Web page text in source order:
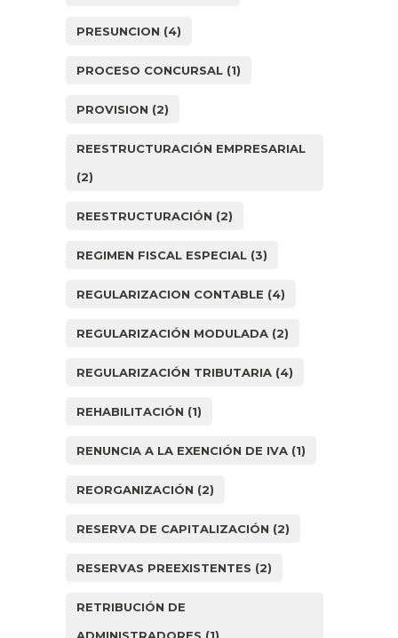
PRESUNCION (4)
PROCESO CONCURSAL (1)
PROVISION (2)
REESTRUCTURACIÓN EMPRESARIAL
(2)
REESTRUCTURACIÓN (2)
REGIMEN FISCAL ESPECIAL (3)
REGULARIZACION CONTABLE (4)
REGULARIZACIÓN MODULADA (2)
REGULARIZACIÓN TRIBUTARIA (4)
REHABILITACIÓN (1)
RENUNCIA A LA EXENCIÓN DE IVA (1)
REORGANIZACIÓN (2)
RESERVA DE CAPITALIZACIÓN (2)
RESERVAS PREEXISTENTES (2)
RETRIBUCIÓN DE